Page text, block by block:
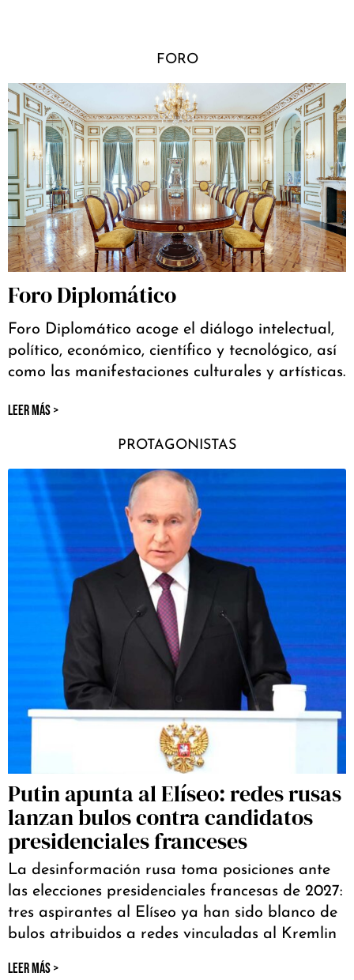
FORO
Foro Diplomático
Foro Diplomático acoge el diálogo intelectual,
político, económico, científico y tecnológico, así
como las manifestaciones culturales y artísticas.
LEER MÁS >
PROTAGONISTAS
Putin apunta al Elíseo: redes rusas
lanzan bulos contra candidatos
presidenciales franceses
La desinformación rusa toma posiciones ante
las elecciones presidenciales francesas de 2027:
tres aspirantes al Elíseo ya han sido blanco de
bulos atribuidos a redes vinculadas al Kremlin
LEER MÁS >